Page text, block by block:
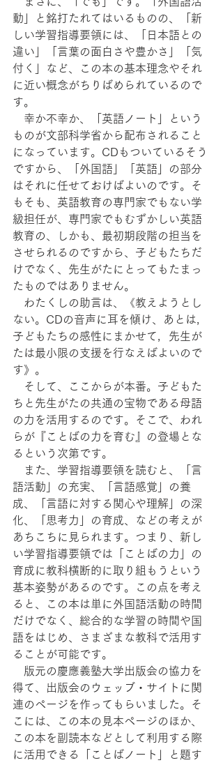
動」と銘打たれてはいるものの、「新
しい学習指導要領には、「日本語との
違い」「言葉の面白さや豊かさ」「気
付く」など、この本の基本理念やそれ
に近い概念がちりばめられているので
す。
幸か不幸か、「英語ノート」という
ものが文部科学省から配布されること
になっています。CDもついているそう
ですから、「外国語」「英語」の部分
はそれに任せておけばよいのです。そ
もそも、英語教育の専門家でもない学
級担任が、専門家でもむずかしい英語
教育の、しかも、最初期段階の担当を
させられるのですから、子どもたちだ
けでなく、先生がたにとってもたまっ
たものではありません。
わたくしの助言は、《教えようとし
ない。CDの音声に耳を傾け、あとは，
子どもたちの感性にまかせて，先生が
たは最小限の支援を行なえばよいので
す》。
そして、ここからが本番。子どもた
ちと先生がたの共通の宝物である母語
の力を活用するのです。そこで、われ
らが『ことばの力を育む』の登場とな
るという次第です。
また、学習指導要領を読むと、「言
語活動」の充実、「言語感覚」の養
成、「言語に対する関心や理解」の深
化、「思考力」の育成、などの考えが
あちこちに見られます。つまり、新し
い学習指導要領では「ことばの力」の
育成に教科横断的に取り組もうという
基本姿勢があるのです。この点を考え
ると、この本は単に外国語活動の時間
だけでなく、総合的な学習の時間や国
語をはじめ、さまざまな教科で活用す
ることが可能です。
版元の慶應義塾大学出版会の協力を
得て、出版会のウェッブ・サイトに関
連のページを作ってもらいました。そ
こには、この本の見本ページのほか、
この本を副読本などとして利用する際
に活用できる「ことばノート」と題す